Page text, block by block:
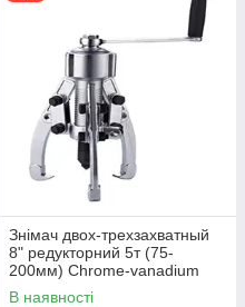
Знімач двох-трехзахватный
8" редукторний 5т (75-
200мм) Chrome-vanadium
СТАНДАРТ SK23L8R5
В наявності